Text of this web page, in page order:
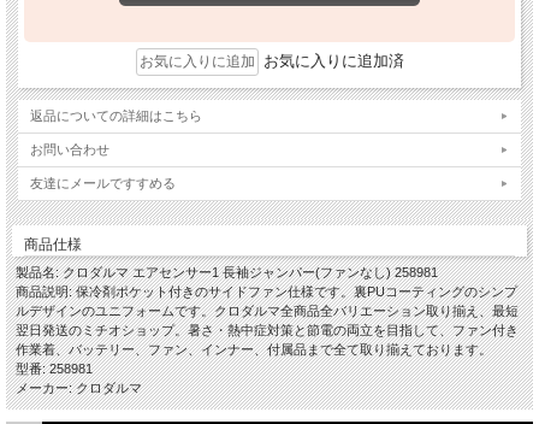
お気に入りに追加済
返品についての詳細はこちら
お問い合わせ
友達にメールですすめる
商品仕様
製品名: クロダルマ エアセンサー1 長袖ジャンパー(ファンなし) 258981
商品説明: 保冷剤ポケット付きのサイドファン仕様です。裏PUコーティングのシンプ
ルデザインのユニフォームです。クロダルマ全商品全バリエーション取り揃え、最短
翌日発送のミチオショップ。暑さ・熱中症対策と節電の両立を目指して、ファン付き
作業着、バッテリー、ファン、インナー、付属品まで全て取り揃えております。
型番: 258981
メーカー: クロダルマ